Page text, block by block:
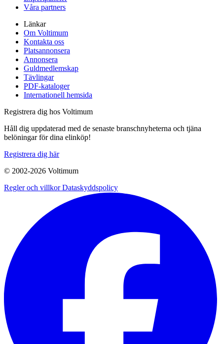
Våra partners
Länkar
Om Voltimum
Kontakta oss
Platsannonsera
Annonsera
Guldmedlemskap
Tävlingar
PDF-kataloger
Internationell hemsida
Registrera dig hos Voltimum
Håll dig uppdaterad med de senaste branschnyheterna och tjäna
belöningar för dina elinköp!
Registrera dig här
© 2002-2026 Voltimum
Regler och villkorDataskyddspolicy